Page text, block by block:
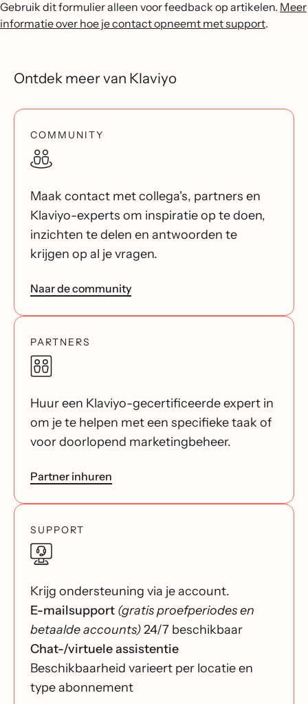
Gebruik dit formulier alleen voor feedback op artikelen. Meer
informatie over hoe je contact opneemt met support.
Ontdek meer van Klaviyo
COMMUNITY
Maak contact met collega's, partners en
Klaviyo-experts om inspiratie op te doen,
inzichten te delen en antwoorden te
krijgen op al je vragen.
Naar de community
PARTNERS
Huur een Klaviyo-gecertificeerde expert in
om je te helpen met een specifieke taak of
voor doorlopend marketingbeheer.
Partner inhuren
SUPPORT
Krijg ondersteuning via je account.
E-mailsupport (gratis proefperiodes en
betaalde accounts)24/7 beschikbaar
Chat-/virtuele assistentie
Beschikbaarheid varieert per locatie en
type abonnement